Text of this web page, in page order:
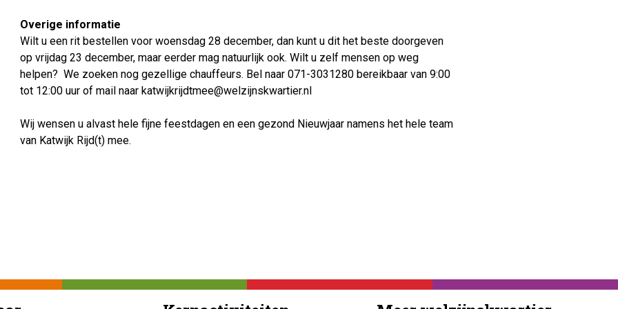
Overige informatie
Wilt u een rit bestellen voor woensdag 28 december, dan kunt u dit het beste doorgeven
op vrijdag 23 december, maar eerder mag natuurlijk ook. Wilt u zelf mensen op weg
helpen? We zoeken nog gezellige chauffeurs. Bel naar 071-3031280 bereikbaar van 9:00
tot 12:00 uur of mail naar katwijkrijdtmee@welzijnskwartier.nl
Wij wensen u alvast hele fijne feestdagen en een gezond Nieuwjaar namens het hele team
van Katwijk Rijd(t) mee.